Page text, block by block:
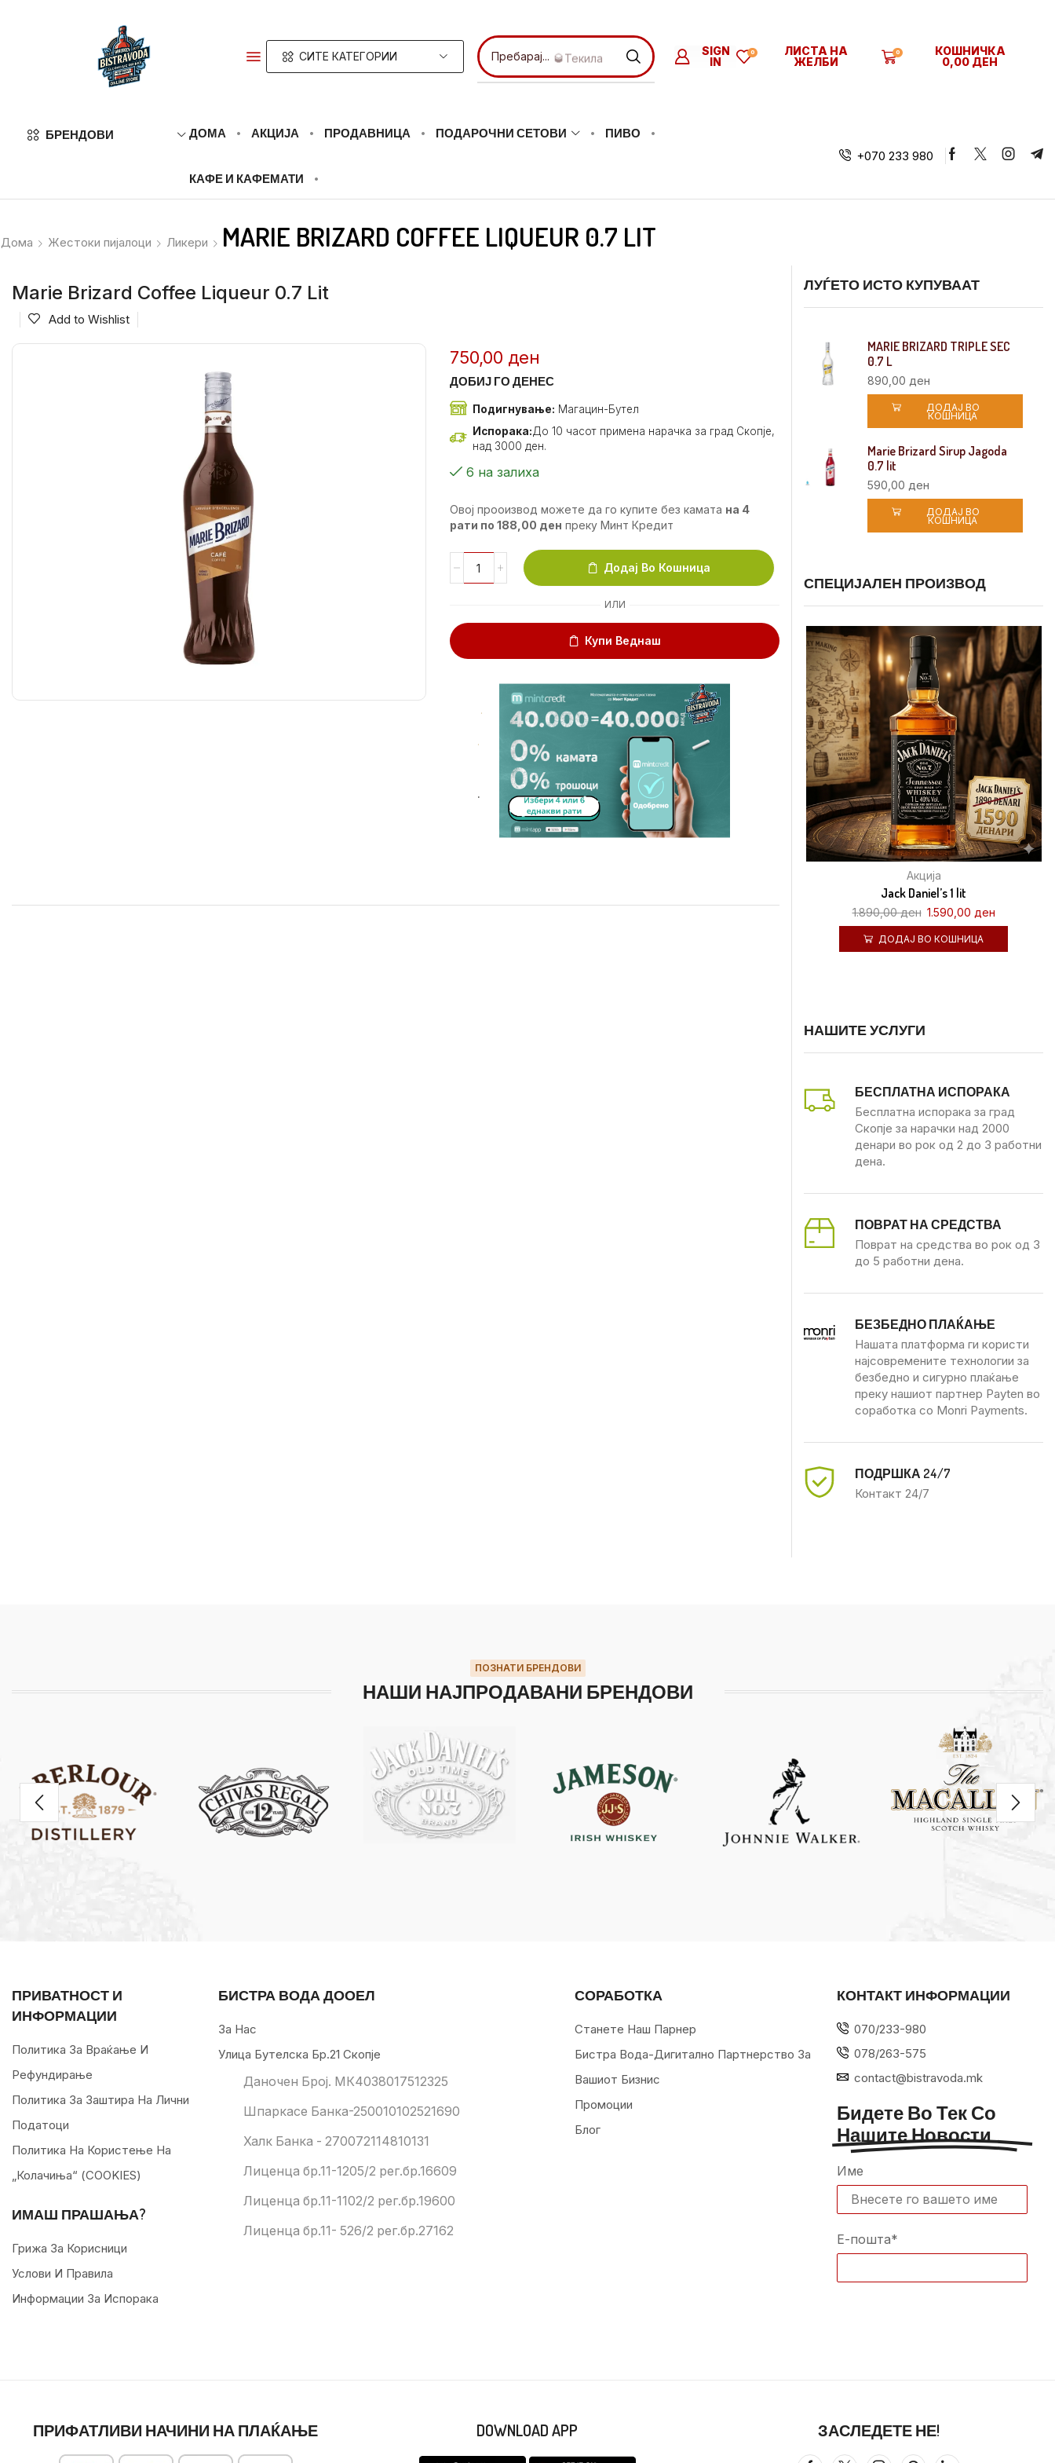
СИТЕ КАТЕГОРИИ Пребарај... 🥃Текила
SIGN
IN
0
ЛИСТА НА
ЖЕЛБИ
0
КОШНИЧКА
0,00 ДЕН
БРЕНДОВИ ДОМА АКЦИЈА ПРОДАВНИЦА ПОДАРОЧНИ СЕТОВИ ПИВО
КАФЕ И КАФЕМАТИ
+070 233 980
Дома Жестоки пијалоци Ликери MARIE BRIZARD COFFEE LIQUEUR 0.7 LIT
Marie Brizard Coffee Liqueur 0.7 Lit
Add to Wishlist
750,00 ден
ДОБИЈ ГО ДЕНЕС
Подигнување: Магацин-Бутел
Испорака:До 10 часот примена нарачка за град Скопје,
над 3000 ден.
6 на залиха
Овој прооизвод можете да го купите без камата на 4
рати по188,00 ден преку Минт Кредит
Додај Во Кошница
ИЛИ
Купи Веднаш
.
.
.
ЛУЃЕТО ИСТО КУПУВААТ
MARIE BRIZARD TRIPLE SEC
0.7 L
890,00 ден
ДОДАЈ ВО
КОШНИЦА
Marie Brizard Sirup Jagoda
0.7 lit
590,00 ден
ДОДАЈ ВО
КОШНИЦА
СПЕЦИЈАЛЕН ПРОИЗВОД
Акција
Jack Daniel’s 1 lit
1.890,00ден 1.590,00 ден
ДОДАЈ ВО КОШНИЦА
НАШИТЕ УСЛУГИ
БЕСПЛАТНА ИСПОРАКА
Бесплатна испорака за град
Скопје за нарачки над 2000
денари во рок од 2 до 3 работни
дена.
ПОВРАТ НА СРЕДСТВА
Поврат на средства во рок од 3
до 5 работни дена.
БЕЗБЕДНО ПЛАЌАЊЕ
Нашата платформа ги користи
најсовремените технологии за
безбедно и сигурно плаќање
преку нашиот партнер Payten во
соработка со Monri Payments.
ПОДРШКА 24/7
Контакт 24/7
ПОЗНАТИ БРЕНДОВИ
НАШИ НАЈПРОДАВАНИ БРЕНДОВИ
ПРИВАТНОСТ И
ИНФОРМАЦИИ
Политика За Враќање И
Рефундирање
Политика За Заштира На Лични
Податоци
Политика На Користење На
„колачиња“ (COOKIES)
ИМАШ ПРАШАЊА?
Грижа За Корисници
Услови И Правила
Информации За Испорака
БИСТРА ВОДА ДООЕЛ
За Нас
Улица Бутелска Бр.21 Скопје
Даночен Број. МК4038017512325
Шпаркасе Банка-250010102521690
Халк Банка - 270072114810131
Лиценца бр.11-1205/2 рег.бр.16609
Лиценца бр.11-1102/2 рег.бр.19600
Лиценца бр.11- 526/2 рег.бр.27162
СОРАБОТКА
Станете Наш Парнер
Бистра Вода-Дигитално Партнерство За
Вашиот Бизнис
Промоции
Блог
КОНТАКТ ИНФОРМАЦИИ
070/233-980
078/263-575
contact@bistravoda.mk
Бидете Во Тек Со
Нашите Новости
Име
Е-пошта*
ПРИФАТЛИВИ НАЧИНИ НА ПЛАЌАЊЕ DOWNLOAD APP ЗАСЛЕДЕТЕ НЕ!